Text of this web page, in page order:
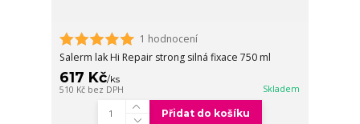
1 hodnocení
Salerm lak Hi Repair strong silná fixace 750 ml
617 Kč/ks
510 Kč bez DPH Skladem
Přidat do košíku